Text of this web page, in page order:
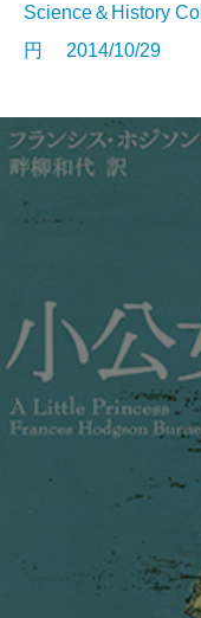
Science＆History
円 2014/10/29